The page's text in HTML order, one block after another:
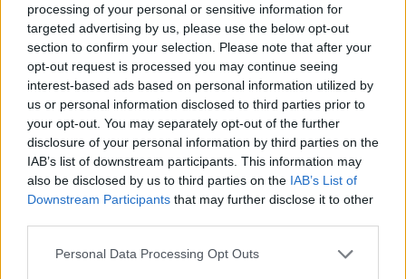
processing of your personal or sensitive information for
targeted advertising by us, please use the below opt-out
section to confirm your selection. Please note that after your
opt-out request is processed you may continue seeing
interest-based ads based on personal information utilized by
us or personal information disclosed to third parties prior to
your opt-out. You may separately opt-out of the further
disclosure of your personal information by third parties on the
IAB’s list of downstream participants. This information may
also be disclosed by us to third parties on the IAB’s List of
Downstream Participants that may further disclose it to other
Personal Data Processing Opt Outs
LIEU
Halle Tropisme
121 Rue Fontcouverte
34000 Montpellier
Calcul d'itinéraire
TARIFS
Moins de 16 ans, étudiants et demandeurs d'emploi :
Gratuit
Entrée sur place : 3€